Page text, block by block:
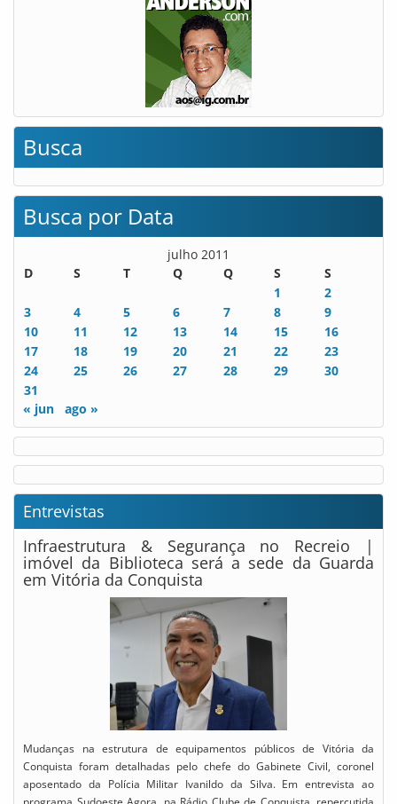
Busca
Busca por Data
julho 2011
D
S T Q Q S
S
1
2
3
4 5 6 7 8
9
10
11 12 13 14 15
16
17
18 19 20 21 22
23
24
25 26 27 28 29
30
31
« jun
ago »
Entrevistas
Infraestrutura & Segurança no Recreio |
imóvel da Biblioteca será a sede da Guarda
em Vitória da Conquista
Mudanças na estrutura de equipamentos públicos de Vitória da
Conquista foram detalhadas pelo chefe do Gabinete Civil, coronel
aposentado da Polícia Militar Ivanildo da Silva. Em entrevista ao